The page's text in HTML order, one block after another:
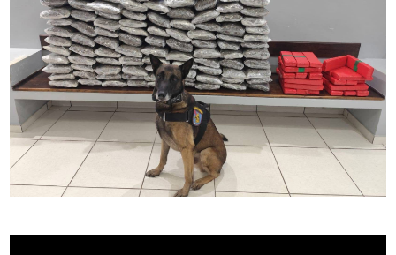
Saúde
Tempo
Trânsito
Utilidade
Pública
Vagas
de